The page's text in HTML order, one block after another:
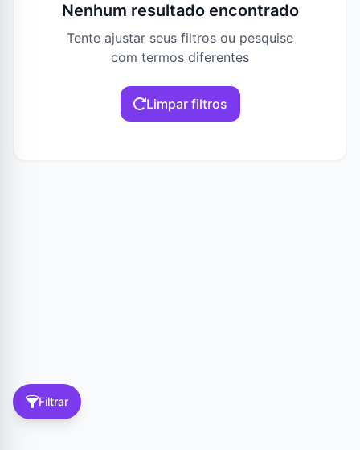
Filtrar
Nenhum resultado encontrado
Tente ajustar seus filtros ou pesquise
com termos diferentes
Limpar filtros